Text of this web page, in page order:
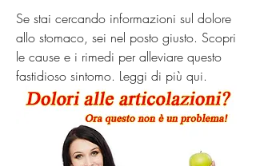
Se stai cercando informazioni sul dolore
allo stomaco, sei nel posto giusto. Scopri
le cause e i rimedi per alleviare questo
fastidioso sintomo. Leggi di più qui.